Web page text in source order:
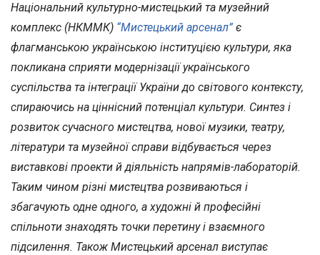
Національний культурно-мистецький та музейний
комплекс (НКММК) “Мистецький арсенал” є
флагманською українською інституцією культури, яка
покликана сприяти модернізації українського
суспільства та інтеграції України до світового контексту,
спираючись на ціннісний потенціал культури. Синтез і
розвиток сучасного мистецтва, нової музики, театру,
літератури та музейної справи відбувається через
виставкові проекти й діяльність напрямів-лабораторій.
Таким чином різні мистецтва розвиваються і
збагачують одне одного, а художні й професійні
спільноти знаходять точки перетину і взаємного
підсилення. Також Мистецький арсенал виступає